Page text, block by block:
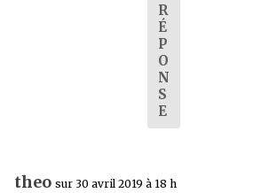
R
É
P
O
N
S
E
theo sur 30 avril 2019 à 18 h